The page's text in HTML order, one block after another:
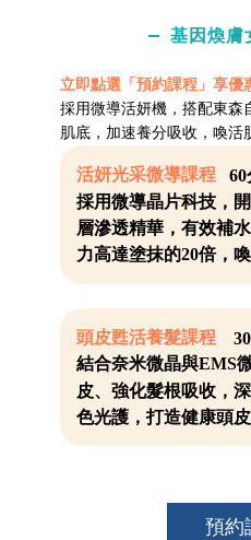
基因煥膚
立即點選「預約課程」享優
採用微導活妍機，搭配東森
肌底，加速養分吸收，喚活
活妍光采微導課程 60
採用微導晶片科技，
層滲透精華，有效補
力高達塗抹的20倍，
頭皮甦活養髮課程 30
結合奈米微晶與EMS
皮、強化髮根吸收，
色光護，打造健康頭皮
預約